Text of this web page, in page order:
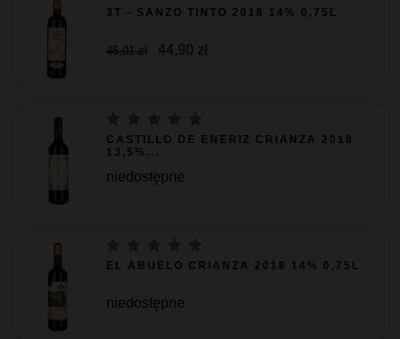
3T - SANZO TINTO 2018 14% 0,75L
45,01 zł 44,90 zł
CASTILLO DE ENERIZ CRIANZA 2018
13,5%...
niedostępne
EL ABUELO CRIANZA 2018 14% 0,75L
niedostępne